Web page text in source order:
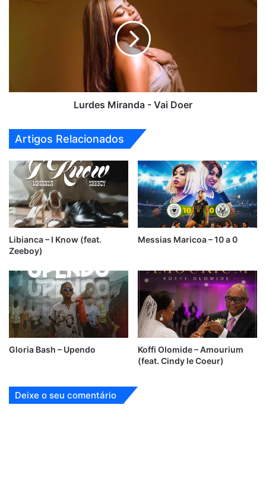
Lurdes Miranda - Vai Doer
Artigos Relacionados
Libianca – I Know (feat.
Zeeboy)
Messias Maricoa – 10 a 0
Gloria Bash – Upendo
Koffi Olomide – Amourium
(feat. Cindy le Coeur)
Deixe o seu comentário